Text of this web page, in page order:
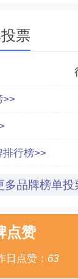
票
>>
行榜>>
多品牌榜单投
点赞
日点赞： 63